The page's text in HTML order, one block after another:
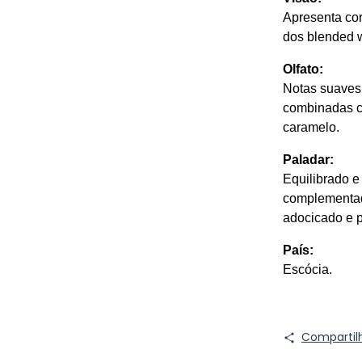
Apresenta
dos blended
Olfato:
Notas
combinadas
caramelo.
Paladar:
Equilibrado
adocicado e
País:
Escócia.